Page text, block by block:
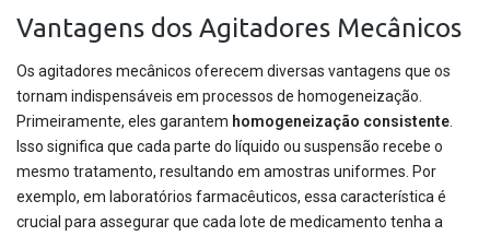
Vantagens dos Agitadores Mecânicos
Os agitadores mecânicos oferecem diversas vantagens que os
tornam indispensáveis em processos de homogeneização.
Primeiramente, eles garantem homogeneização consistente
Isso significa que cada parte do líquido ou suspensão recebe o
mesmo tratamento, resultando em amostras uniformes. Por
exemplo, em laboratórios farmacêuticos, essa característica é
crucial para assegurar que cada lote de medicamento tenha a